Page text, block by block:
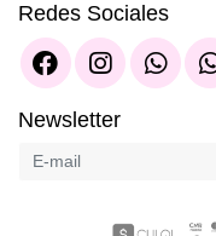
Redes Sociales
Newsletter